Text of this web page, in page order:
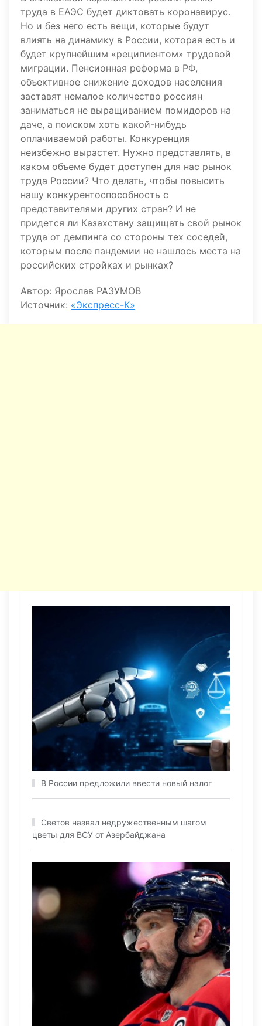
труда в ЕАЭС будет диктовать коронавирус.
Но и без него есть вещи, которые будут
влиять на динамику в России, которая есть и
будет крупнейшим «реципиентом» трудовой
миграции. Пенсионная реформа в РФ,
объективное снижение доходов населения
заставят немалое количество россиян
заниматься не выращиванием помидоров на
даче, а поиском хоть какой-нибудь
оплачиваемой работы. Конкуренция
неизбежно вырастет. Нужно представлять, в
каком объеме будет доступен для нас рынок
труда России? Что делать, чтобы повысить
нашу конкурентоспособность с
представителями других стран? И не
придется ли Казахстану защищать свой рынок
труда от демпинга со стороны тех соседей,
которым после пандемии не нашлось места на
российских стройках и рынках?
Автор: Ярослав РАЗУМОВ
Источник: «Экспресс-К»
В России предложили ввести новый налог
Светов назвал недружественным шагом
цветы для ВСУ от Азербайджана